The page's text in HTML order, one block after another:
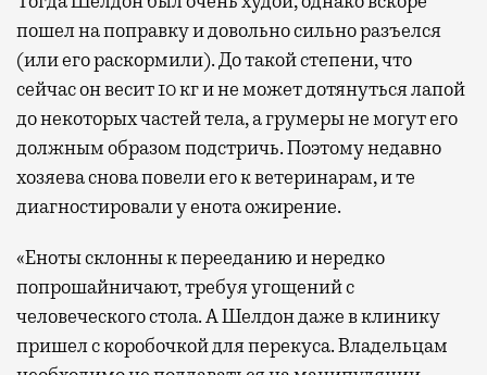
пошел на поправку и довольно сильно разъелся
(или его раскормили). До такой степени, что
сейчас он весит 10 кг и не может дотянуться лапой
до некоторых частей тела, а грумеры не могут его
должным образом подстричь. Поэтому недавно
хозяева снова повели его к ветеринарам, и те
диагностировали у енота ожирение.
«Еноты склонны к перееданию и нередко
попрошайничают, требуя угощений с
человеческого стола. А Шелдон даже в клинику
пришел с коробочкой для перекуса. Владельцам